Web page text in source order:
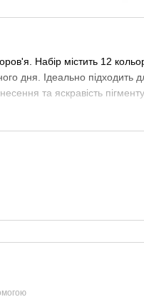
Набір містить 12
дня. Ідеально підходить
та яскравість